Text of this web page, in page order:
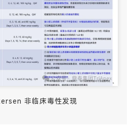
非临床毒性发现